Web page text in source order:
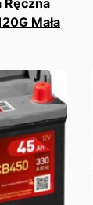
Ręczna
Mała